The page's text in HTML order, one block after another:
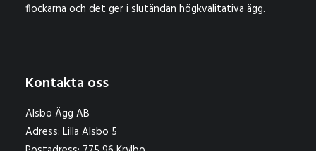
flockarna och det ger i slutändan högkvalitativa ägg.
Kontakta oss
Alsbo Ägg AB
Adress: Lilla Alsbo 5